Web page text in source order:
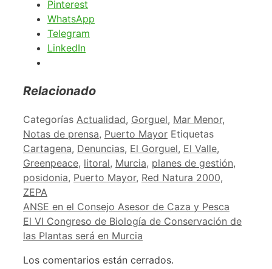
Pinterest
WhatsApp
Telegram
LinkedIn
Relacionado
Categorías Actualidad, Gorguel, Mar Menor,
Notas de prensa, Puerto Mayor Etiquetas
Cartagena, Denuncias, El Gorguel, El Valle,
Greenpeace, litoral, Murcia, planes de gestión,
posidonia, Puerto Mayor, Red Natura 2000,
ZEPA
ANSE en el Consejo Asesor de Caza y Pesca
El VI Congreso de Biología de Conservación de
las Plantas será en Murcia
Los comentarios están cerrados.